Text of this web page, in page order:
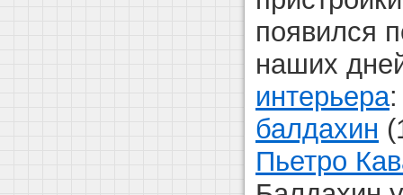
появился
наших
интерьера:
балдахин
Пьетро